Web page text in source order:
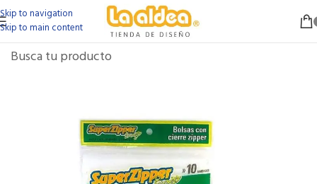
Skip to navigation
Skip to main content